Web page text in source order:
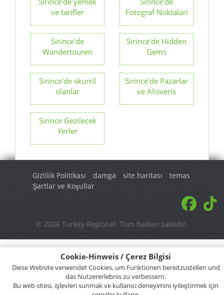
Cookie-Hinweis / Çerez Bilgisi
Diese Website verwendet Cookies, um Funktionen bereitzustellen und
das Nutzererlebnis zu verbessern.
Bu web sitesi, işlevleri sunmak ve kullanıcı deneyimini iyileştirmek için
ve tarifler
Fotograf Noktalari
Sirince'de
Wandertouren
Sirince'de Hidden
Gems
Sirince'de skurril
olanlar
Sirince'de Pazarlar
ve Alisveris
Sirince Gezilecek
Yerler
Gizlilik Politikası damga site haritası
temas
Şartlar ve Koşullar
© 2026 Turkey Regional. Tüm hakları saklıdır.